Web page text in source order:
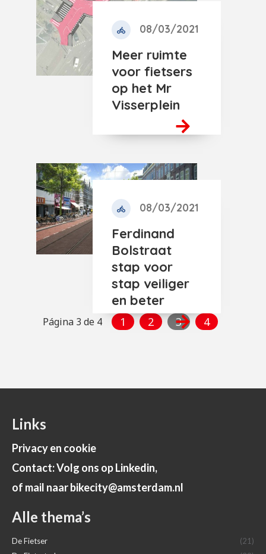
08/03/2021
Meer ruimte
voor fietsers
op het Mr
Visserplein
08/03/2021
Ferdinand
Bolstraat
stap voor
stap veiliger
en beter
Página 3 de 4 1 2 3 4
Links
Privacy en cookie
Contact: Volg ons op Linkedin,
of mail naar bikecity@amsterdam.nl
Alle thema’s
De Fietser
(21)